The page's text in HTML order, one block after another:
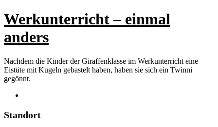
Werkunterricht – einmal
anders
Nachdem die Kinder der Giraffenklasse im Werkunterricht eine
Eistüte mit Kugeln gebastelt haben, haben sie sich ein Twinni
gegönnt.
Standort